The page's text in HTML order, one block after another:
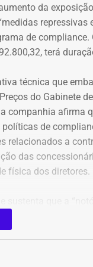
com
e 14 de julho de
84,13 milhões em
Desse total, R$
como
como viagens ao
acompanha o
em 2025, o governo
às cerca de 15 mil
também reflete o
Além de
da
repressivas
de compliance.
terá
técnica que
do Gabinete
companhia afirma
de
relacionados a
das
física dos diretores.
no estado,
Janeiro e na Baixada